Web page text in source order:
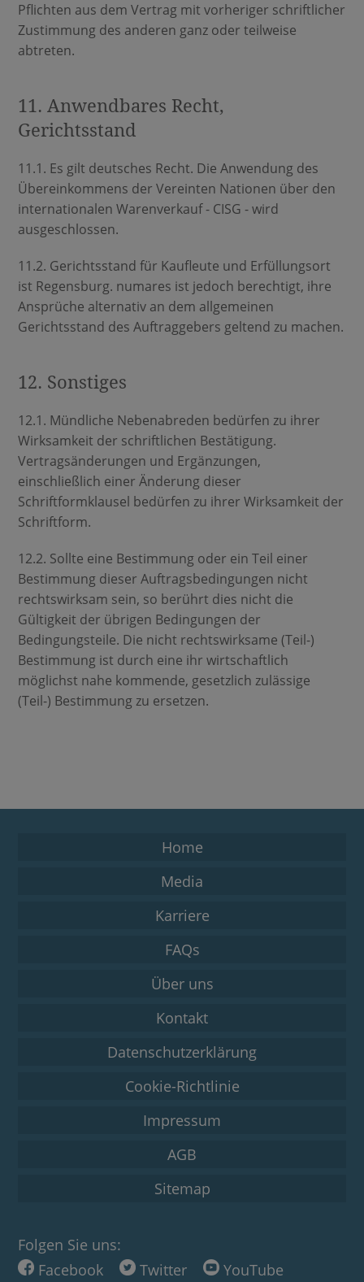
Pflichten aus dem Vertrag mit vorheriger schriftlicher
Zustimmung des anderen ganz oder teilweise
abtreten.
11. Anwendbares Recht,
Gerichtsstand
11.1. Es gilt deutsches Recht. Die Anwendung des
Übereinkommens der Vereinten Nationen über den
internationalen Warenverkauf - CISG - wird
ausgeschlossen.
11.2. Gerichtsstand für Kaufleute und Erfüllungsort
ist Regensburg. numares ist jedoch berechtigt, ihre
Ansprüche alternativ an dem allgemeinen
Gerichtsstand des Auftraggebers geltend zu machen.
12. Sonstiges
12.1. Mündliche Nebenabreden bedürfen zu ihrer
Wirksamkeit der schriftlichen Bestätigung.
Vertragsänderungen und Ergänzungen,
einschließlich einer Änderung dieser
Schriftformklausel bedürfen zu ihrer Wirksamkeit der
Schriftform.
12.2. Sollte eine Bestimmung oder ein Teil einer
Bestimmung dieser Auftragsbedingungen nicht
rechtswirksam sein, so berührt dies nicht die
Gültigkeit der übrigen Bedingungen der
Bedingungsteile. Die nicht rechtswirksame (Teil-)
Bestimmung ist durch eine ihr wirtschaftlich
möglichst nahe kommende, gesetzlich zulässige
(Teil-) Bestimmung zu ersetzen.
Home
Media
Karriere
FAQs
Über uns
Kontakt
Datenschutzerklärung
Cookie-Richtlinie
Impressum
AGB
Sitemap
Folgen Sie uns:
Facebook
Twitter YouTube